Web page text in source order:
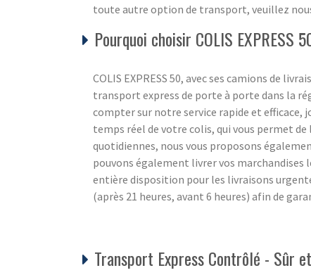
toute autre option de transport, veuillez
Pourquoi choisir COLIS EXPRESS
COLIS EXPRESS 50, avec ses camions de
transport express de porte à porte dans la
compter sur notre service rapide et efficace,
temps réel de votre colis, qui vous permet
quotidiennes, nous vous proposons
pouvons également livrer vos marchandises
entière disposition pour les livraisons
(après 21 heures, avant 6 heures) afin de
Transport Express Contrôlé - Sûr